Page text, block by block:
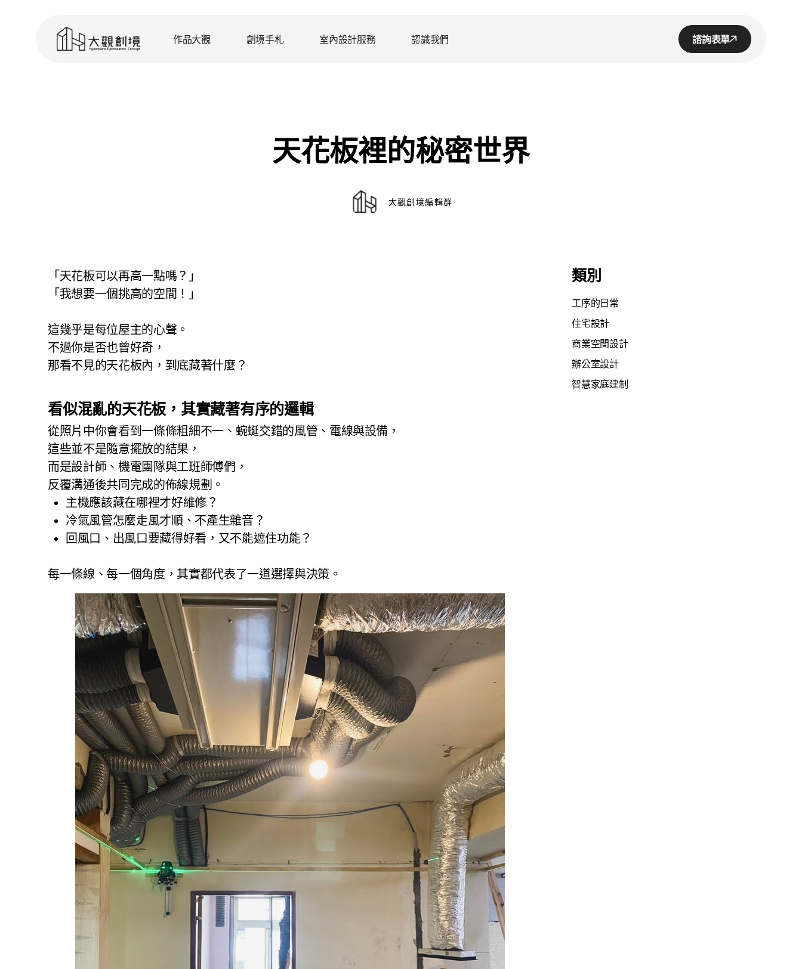
作品大觀 創境手札 室內設計服務 認識我們 諮詢表單
天花板裡的秘密世界
大觀創境編輯群
「天花板可以再高一點嗎？」
「我想要一個挑高的空間！」
這幾乎是每位屋主的心聲。
不過你是否也曾好奇，
那看不見的天花板內，到底藏著什麼？
看似混亂的天花板，其實藏著有序的邏輯
從照片中你會看到一條條粗細不一、蜿蜒交錯的風管、電線與設備，
這些並不是隨意擺放的結果，
而是設計師、機電團隊與工班師傅們，
反覆溝通後共同完成的佈線規劃。
主機應該藏在哪裡才好維修？
冷氣風管怎麼走風才順、不產生雜音？
回風口、出風口要藏得好看，又不能遮住功能？
每一條線、每一個角度，其實都代表了一道選擇與決策。
類別
工序的日常
住宅設計
商業空間設計
辦公室設計
智慧家庭建制